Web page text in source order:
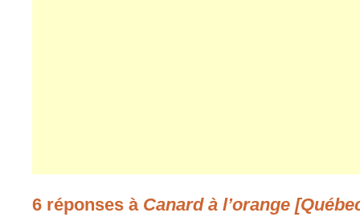
6 réponses à Canard à l’orange